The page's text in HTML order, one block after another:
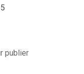
publier